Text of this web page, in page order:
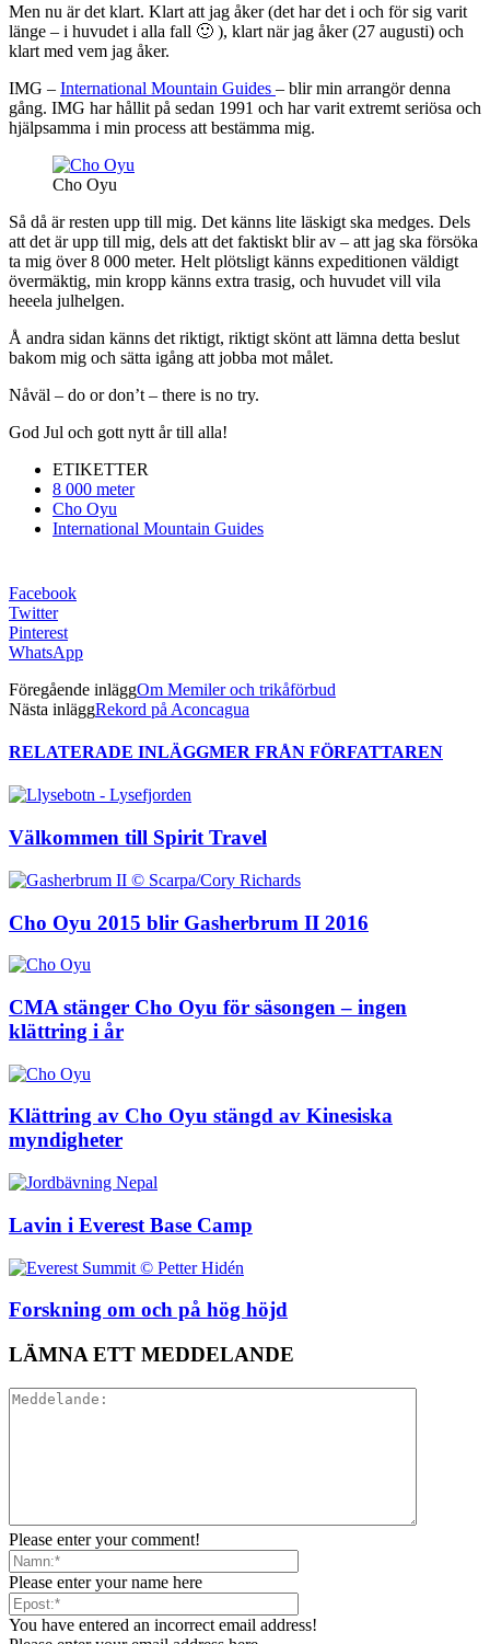
Men nu är det klart. Klart att jag åker (det har det i och för sig varit
länge – i huvudet i alla fall 🙂 ), klart när jag åker (27 augusti) och
klart med vem jag åker.
IMG – International Mountain Guides – blir min arrangör denna
gång. IMG har hållit på sedan 1991 och har varit extremt seriösa och
hjälpsamma i min process att bestämma mig.
Cho Oyu
Så då är resten upp till mig. Det känns lite läskigt ska medges. Dels
att det är upp till mig, dels att det faktiskt blir av – att jag ska försöka
ta mig över 8 000 meter. Helt plötsligt känns expeditionen väldigt
övermäktig, min kropp känns extra trasig, och huvudet vill vila
heeela julhelgen.
Å andra sidan känns det riktigt, riktigt skönt att lämna detta beslut
bakom mig och sätta igång att jobba mot målet.
Nåväl – do or don’t – there is no try.
God Jul och gott nytt år till alla!
ETIKETTER
8 000 meter
Cho Oyu
International Mountain Guides
Facebook
Twitter
Pinterest
WhatsApp
Föregående inläggOm Memiler och trikåförbud
Nästa inläggRekord på Aconcagua
RELATERADE INLÄGGMER FRÅN FÖRFATTAREN
Välkommen till Spirit Travel
Cho Oyu 2015 blir Gasherbrum II 2016
CMA stänger Cho Oyu för säsongen – ingen
klättring i år
Klättring av Cho Oyu stängd av Kinesiska
myndigheter
Lavin i Everest Base Camp
Forskning om och på hög höjd
LÄMNA ETT MEDDELANDE
Please enter your comment!
Please enter your name here
You have entered an incorrect email address!